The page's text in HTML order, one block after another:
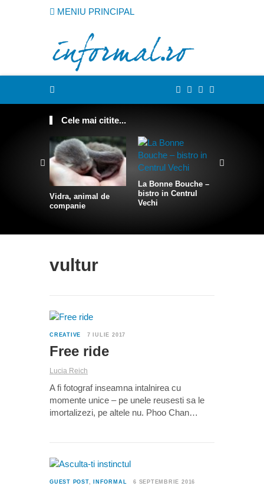
MENIU PRINCIPAL
Cele mai citite...
Vidra, animal de
companie
La Bonne Bouche –
bistro in Centrul
Vechi
vultur
CREATIVE 7 IULIE 2017
Free ride
Lucia Reich
A fi fotograf inseamna intalnirea cu
momente unice – pe unele reusesti sa le
imortalizezi, pe altele nu. Phoo Chan…
GUEST POST, INFORMAL 6 SEPTEMBRIE 2016